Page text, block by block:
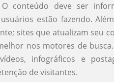
conteúdo deve ser
estão fazendo.
sites que atualizam seu
nos motores de
infográficos e
de visitantes.